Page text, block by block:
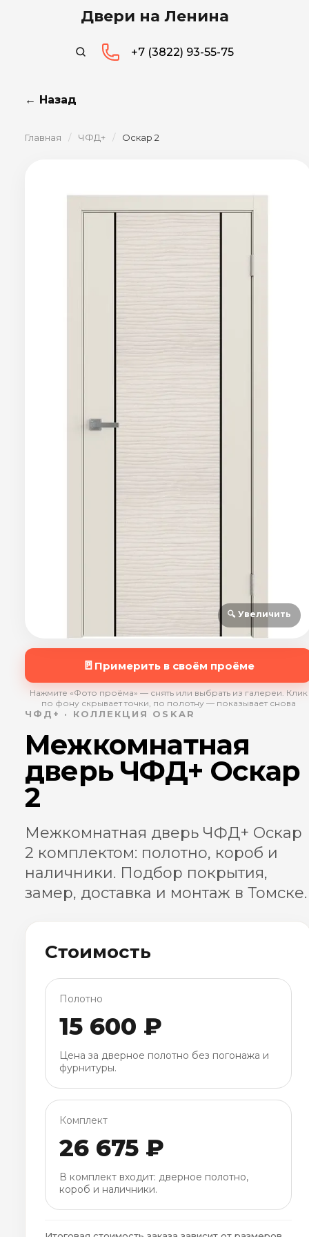
Двери на Ленина
+7 (3822) 93-55-75
← Назад
Главная / ЧФД+ / Оскар 2
🔍 Увеличить
🚪 Примерить в своём проёме
Нажмите «Фото проёма» — снять или выбрать из галереи. Клик
по фону скрывает точки, по полотну — показывает снова
ЧФД+ · КОЛЛЕКЦИЯ OSKAR
Межкомнатная
дверь ЧФД+ Оскар
2
Межкомнатная дверь ЧФД+ Оскар
2 комплектом: полотно, короб и
наличники. Подбор покрытия,
замер, доставка и монтаж в Томске.
Стоимость
Полотно
15 600 ₽
Цена за дверное полотно без погонажа и
фурнитуры.
Комплект
26 675 ₽
В комплект входит: дверное полотно,
короб и наличники.